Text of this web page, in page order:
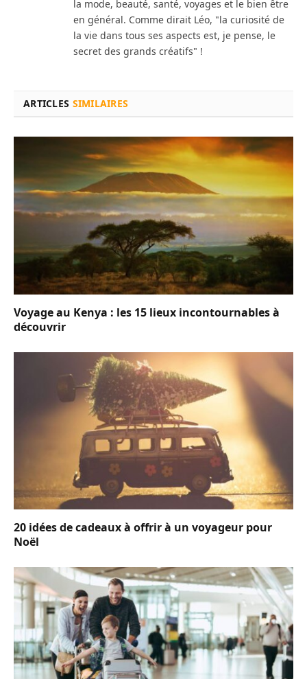
la mode, beauté, santé, voyages et le bien être
en général. Comme dirait Léo, "la curiosité de
la vie dans tous ses aspects est, je pense, le
secret des grands créatifs" !
ARTICLES SIMILAIRES
Voyage au Kenya : les 15 lieux incontournables à
découvrir
20 idées de cadeaux à offrir à un voyageur pour
Noël